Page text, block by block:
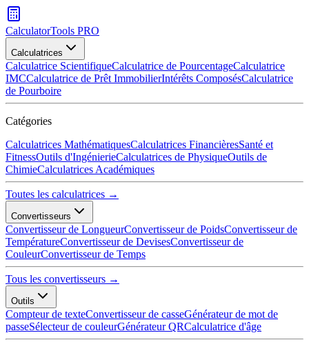
CalculatorTools PRO
Calculatrices
Calculatrice ScientifiqueCalculatrice de PourcentageCalculatrice
IMCCalculatrice de Prêt ImmobilierIntérêts ComposésCalculatrice
de Pourboire
Catégories
Calculatrices MathématiquesCalculatrices FinancièresSanté et
FitnessOutils d'IngénierieCalculatrices de PhysiqueOutils de
ChimieCalculatrices Académiques
Toutes les calculatrices →
Convertisseurs
Convertisseur de LongueurConvertisseur de PoidsConvertisseur de
TempératureConvertisseur de DevisesConvertisseur de
CouleurConvertisseur de Temps
Tous les convertisseurs →
Outils
Compteur de texteConvertisseur de casseGénérateur de mot de
passeSélecteur de couleurGénérateur QRCalculatrice d'âge